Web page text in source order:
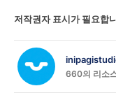
저작권자 표시가 필요합
660의 리소